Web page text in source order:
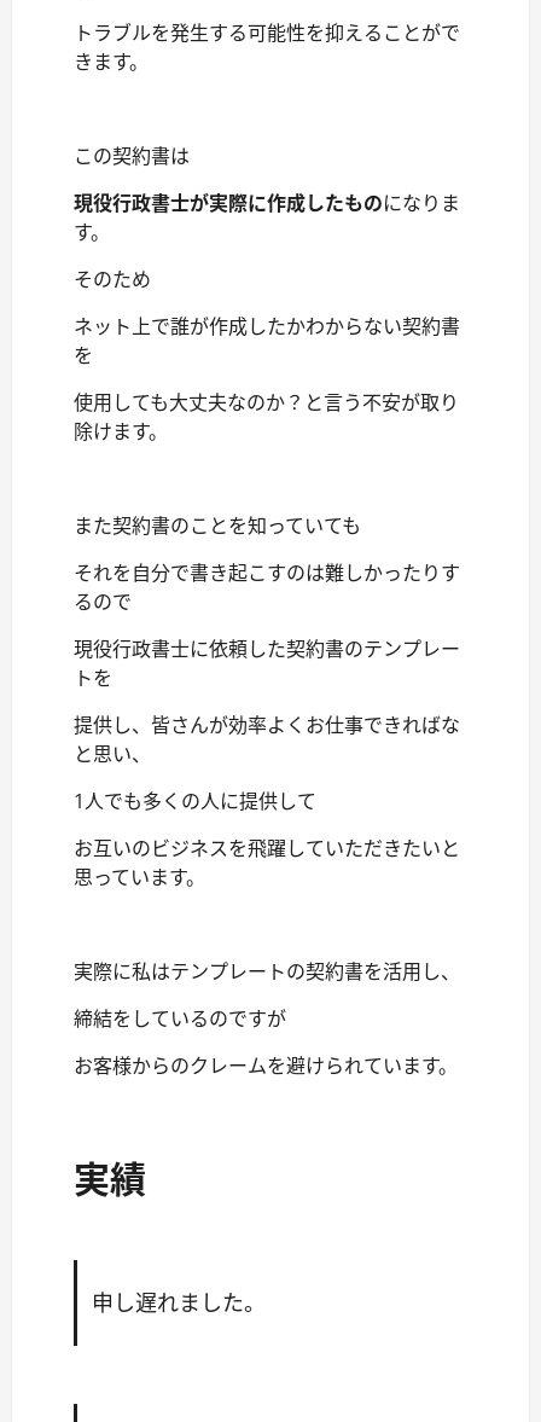
トラブルを発生する可能性を抑えることがで
きます。
この契約書は
現役行政書士が実際に作成したものになりま
す。
そのため
ネット上で誰が作成したかわからない契約書
を
使用しても大丈夫なのか？と言う不安が取り
除けます。
また契約書のことを知っていても
それを自分で書き起こすのは難しかったりす
るので
現役行政書士に依頼した契約書のテンプレー
トを
提供し、皆さんが効率よくお仕事できればな
と思い、
1人でも多くの人に提供して
お互いのビジネスを飛躍していただきたいと
思っています。
実際に私はテンプレートの契約書を活用し、
締結をしているのですが
お客様からのクレームを避けられています。
実績
申し遅れました。